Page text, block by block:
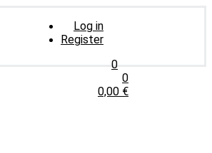
Log in
Register
0
0
0,00 €